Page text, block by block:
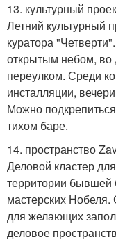
13. культурный
Летний культурный
куратора
открытым небом, во
переулком. Среди
инсталляции,
Можно
тихом баре.
14. пространство
Деловой кластер
территории бывшей
мастерских
для желающих
деловое